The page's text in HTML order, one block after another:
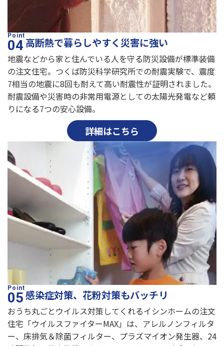
高断熱で暮らしやすく災害に強い
地震などから家と住んでいる人を守る防災設備が標準装備
の注文住宅。つくば防災科学研究所での耐震実験で、震度
7相当の地震に8回も耐えて高い耐震性が証明されました。
耐震設備や災害時の非常用電源としての太陽光発電など頼
りになる7つの安心設備。
詳細はこちら
感染症対策、花粉対策もバッチリ
おうち丸ごとウイルス対策してくれるイシンホームの注文
住宅「ウイルスファイターMAX」は、アレルノンフィルタ
ー、床排気＆除菌フィルター、プラズマイオン発生器、24